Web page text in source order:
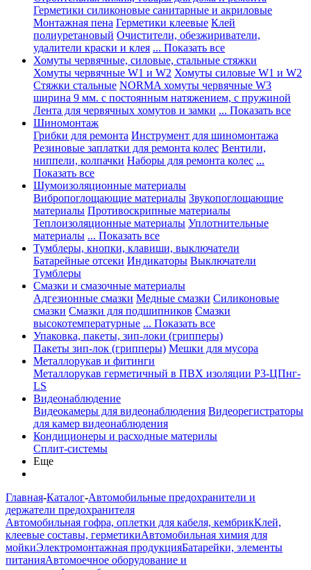
Герметики силиконовые санитарные и акриловые
Монтажная пена Герметики клеевые Клей
полиуретановый Очистители, обезжириватели,
удалители краски и клея ... Показать все
Хомуты червячные, силовые, стальные стяжки
Хомуты червячные W1 и W2 Хомуты силовые W1 и W2
Стяжки стальные NORMA хомуты червячные W3
ширина 9 мм. с постоянным натяжением, с пружиной
Лента для червячных хомутов и замки ... Показать все
Шиномонтаж
Грибки для ремонта Инструмент для шиномонтажа
Резиновые заплатки для ремонта колес Вентили,
ниппели, колпачки Наборы для ремонта колес ...
Показать все
Шумоизоляционные материалы
Вибропоглощающие материалы Звукопоглощающие
материалы Противоскрипные материалы
Теплоизоляционные материалы Уплотнительные
материалы ... Показать все
Тумблеры, кнопки, клавиши, выключатели
Батарейные отсеки Индикаторы Выключатели
Тумблеры
Смазки и смазочные материалы
Адгезионные смазки Медные смазки Силиконовые
смазки Смазки для подшипников Смазки
высокотемпературные ... Показать все
Упаковка, пакеты, зип-локи (грипперы)
Пакеты зип-лок (грипперы) Мешки для мусора
Металлорукав и фитинги
Металлорукав герметичный в ПВХ изоляции Р3-ЦПнг-
LS
Видеонаблюдение
Видеокамеры для видеонаблюдения Видеорегистраторы
для камер видеонаблюдения
Кондиционеры и расходные материлы
Сплит-системы
Еще
Главная-Каталог-Автомобильные предохранители и
держатели предохранителя
Автомобильная гофра, оплетки для кабеля, кембрикКлей,
клеевые составы, герметикиАвтомобильная химия для
мойкиЭлектромонтажная продукцияБатарейки, элементы
питанияАвтомоечное оборудование и